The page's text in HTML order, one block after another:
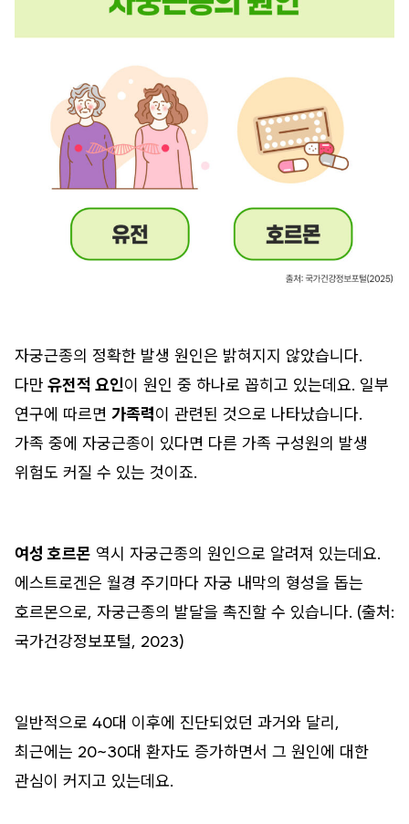
자궁근종의 정확한 발생 원인은 밝혀지지 않았습니다.
다만 유전적 요인이 원인 중 하나로 꼽히고 있는데요. 일부
연구에 따르면 가족력이 관련된 것으로 나타났습니다.
가족 중에 자궁근종이 있다면 다른 가족 구성원의 발생
위험도 커질 수 있는 것이죠.
여성 호르몬 역시 자궁근종의 원인으로 알려져 있는데요.
에스트로겐은 월경 주기마다 자궁 내막의 형성을 돕는
호르몬으로, 자궁근종의 발달을 촉진할 수 있습니다. (출처:
국가건강정보포털, 2023)
일반적으로 40대 이후에 진단되었던 과거와 달리,
최근에는 20~30대 환자도 증가하면서 그 원인에 대한
관심이 커지고 있는데요.